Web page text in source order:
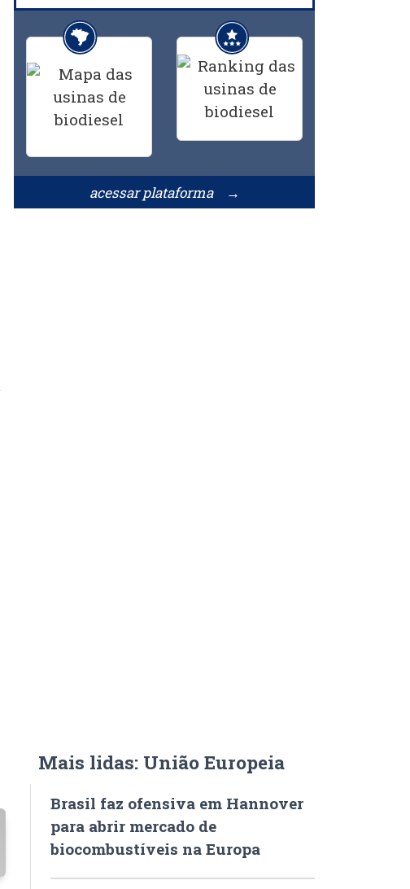
acessar plataforma →
Mais lidas: União Europeia
Brasil faz ofensiva em Hannover
para abrir mercado de
biocombustíveis na Europa